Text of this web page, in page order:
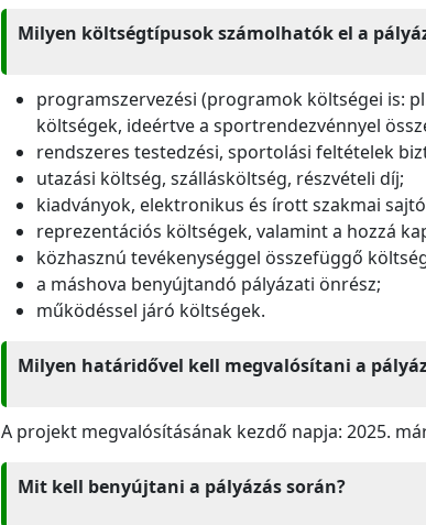
Milyen költségtípusok számolhatók el a
programszervezési (programok költségei is:
költségek, ideértve a sportrendezvénnyel
rendszeres testedzési, sportolási feltételek
utazási költség, szállásköltség, részvételi díj;
kiadványok, elektronikus és írott szakmai
reprezentációs költségek, valamint a hozzá
közhasznú tevékenységgel összefüggő
a máshova benyújtandó pályázati önrész;
működéssel járó költségek.
Milyen határidővel kell megvalósítani a
A projekt megvalósításának kezdő napja: 2025.
Mit kell benyújtani a pályázás során?